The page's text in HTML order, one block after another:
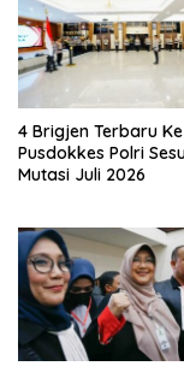
4 Brigjen Terbaru Ke
Pusdokkes Polri
Mutasi Juli 2026